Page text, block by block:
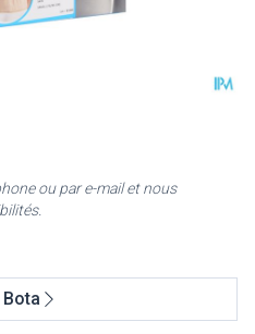
ou par e-mail et nous